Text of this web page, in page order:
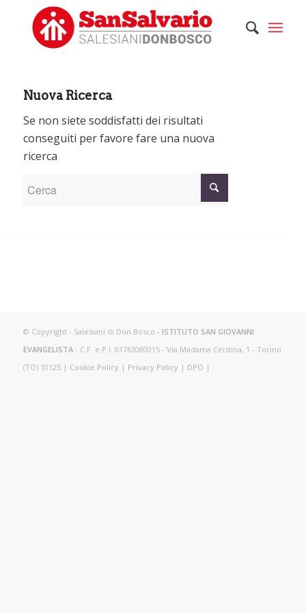
Nuova Ricerca
Se non siete soddisfatti dei risultati
conseguiti per favore fare una nuova
ricerca
© Copyright - Salesiani di Don Bosco - ISTITUTO SAN GIOVANNI
EVANGELISTA- C.F. e P.I. 01763080015 - Via Madama Ceistina, 1 - Torino
(TO) 10125 | Cookie Policy| Privacy Policy| DPO |